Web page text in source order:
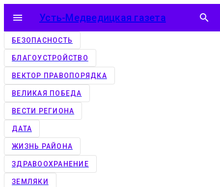
menu Усть-Медведицкая газета search
БЕЗОПАСНОСТЬ
БЛАГОУСТРОЙСТВО
ВЕКТОР ПРАВОПОРЯДКА
ВЕЛИКАЯ ПОБЕДА
ВЕСТИ РЕГИОНА
ДАТА
ЖИЗНЬ РАЙОНА
ЗДРАВООХРАНЕНИЕ
ЗЕМЛЯКИ